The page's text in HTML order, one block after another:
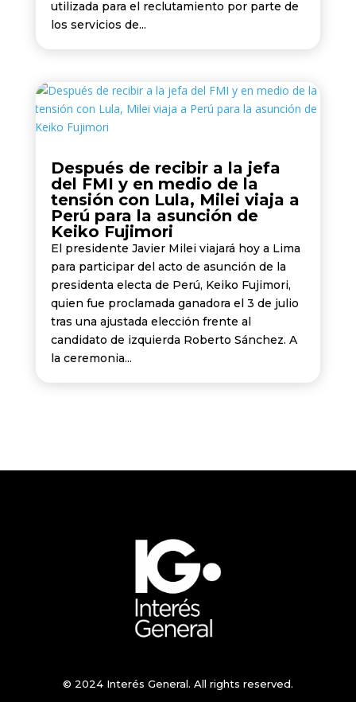
utilizada para el reclutamiento por parte de
los servicios de...
Después de recibir a la jefa
del FMI y en medio de la
tensión con Lula, Milei viaja a
Perú para la asunción de
Keiko Fujimori
El presidente Javier Milei viajará hoy a Lima
para participar del acto de asunción de la
presidenta electa de Perú, Keiko Fujimori,
quien fue proclamada ganadora el 3 de julio
tras una ajustada elección frente al
candidato de izquierda Roberto Sánchez. A
la ceremonia...
© 2024 Interés General. All rights reserved.